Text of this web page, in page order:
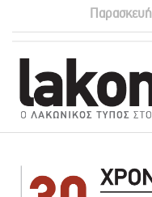
Παρασκευή